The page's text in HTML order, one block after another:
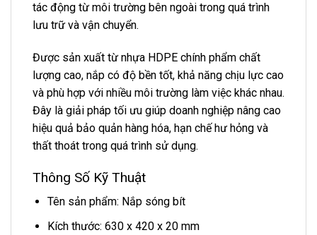
tác động từ môi trường bên ngoài trong quá trình
lưu trữ và vận chuyển.
Được sản xuất từ nhựa HDPE chính phẩm chất
lượng cao, nắp có độ bền tốt, khả năng chịu lực cao
và phù hợp với nhiều môi trường làm việc khác nhau.
Đây là giải pháp tối ưu giúp doanh nghiệp nâng cao
hiệu quả bảo quản hàng hóa, hạn chế hư hỏng và
thất thoát trong quá trình sử dụng.
Thông Số Kỹ Thuật
Tên sản phẩm: Nắp sóng bít
Kích thước: 630 x 420 x 20 mm